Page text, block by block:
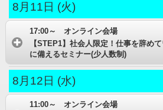
8月11日 (火)
17:00～ オンライン会場
【STEP1】社会人限定！仕事を辞め
に備えるセミナー(少人数制)
8月12日 (水)
11:00～ オンライン会場